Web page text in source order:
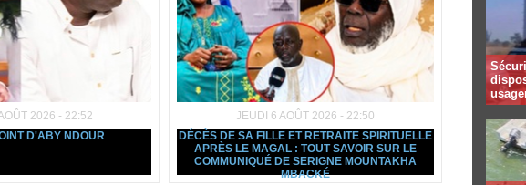
2026 - 22:52
D'ABY NDOUR
JEUDI 6 AOÛT 2026 - 22:50
DÉCÈS DE SA FILLE ET RETRAITE SPIRITUELLE
APRÈS LE MAGAL : TOUT SAVOIR SUR LE
COMMUNIQUÉ DE SERIGNE MOUNTAKHA
MBACKÉ